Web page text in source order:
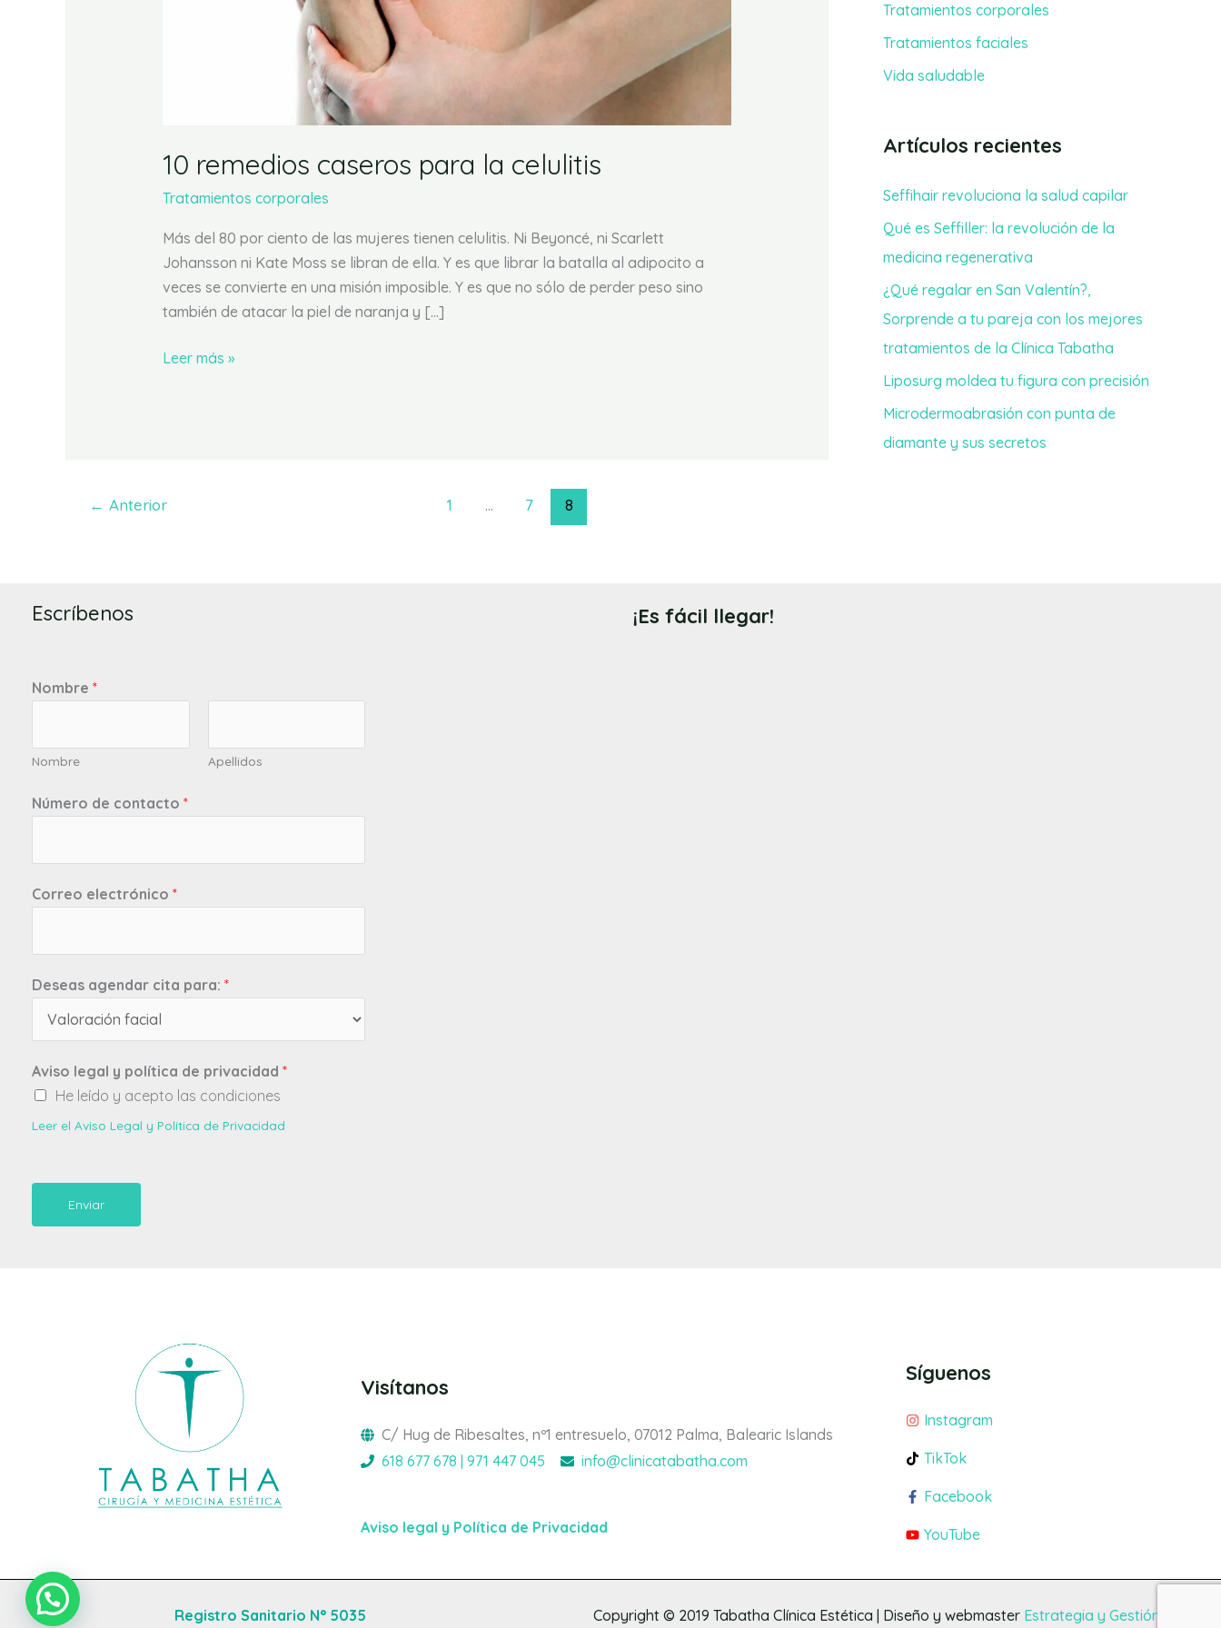
10 remedios caseros para la celulitis
Tratamientos corporales
Más del 80 por ciento de las mujeres tienen celulitis. Ni Beyoncé, ni Scarlett
Johansson ni Kate Moss se libran de ella. Y es que librar la batalla al adipocito a
veces se convierte en una misión imposible. Y es que no sólo de perder peso sino
también de atacar la piel de naranja y […]
Leer más »
← Anterior 1 … 7 8
r
Tratamientos corporales
Tratamientos faciales
Vida saludable
Artículos recientes
Seffihair revoluciona la salud capilar
Qué es Seffiller: la revolución de la
medicina regenerativa
¿Qué regalar en San Valentín?,
Sorprende a tu pareja con los mejores
tratamientos de la Clínica Tabatha
Liposurg moldea tu figura con precisión
Microdermoabrasión con punta de
diamante y sus secretos
Escríbenos
Nombre *
Nombre Apellidos
Número de contacto *
Correo electrónico *
Deseas agendar cita para: *
Aviso legal y política de privacidad *
He leído y acepto las condiciones
Leer el Aviso Legal y Política de Privacidad
Enviar
¡Es fácil llegar!
Visítanos
C/ Hug de Ribesaltes, nº1 entresuelo, 07012 Palma, Balearic Islands
618 677 678 | 971 447 045
info@clinicatabatha.com
Aviso legal y Política de Privacidad
Síguenos
Instagram
TikTok
Facebook
YouTube
Registro Sanitario N° 5035 Copyright © 2019 Tabatha Clínica Estética | Diseño y webmaster Estrategia y Gestión SAS